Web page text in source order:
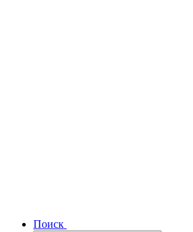
Поиск